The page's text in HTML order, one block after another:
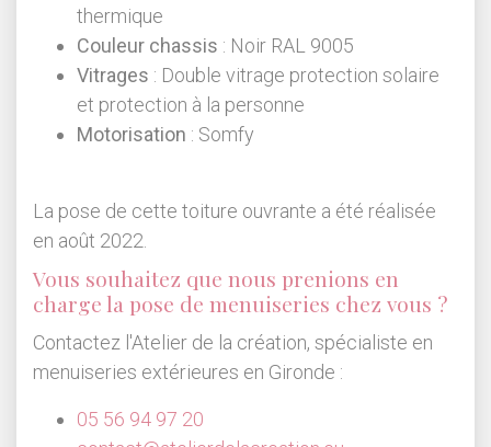
thermique
Couleur chassis : Noir RAL 9005
Vitrages : Double vitrage protection solaire
et protection à la personne
Motorisation : Somfy
La pose de cette toiture ouvrante a été réalisée
en août 2022.
Vous souhaitez que nous prenions en
charge la pose de menuiseries chez vous ?
Contactez l'Atelier de la création, spécialiste en
menuiseries extérieures en Gironde :
05 56 94 97 20